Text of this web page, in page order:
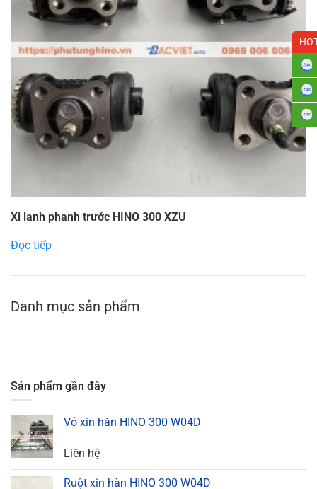
Xi lanh phanh trước HINO 300 XZU
Đọc tiếp
Danh mục sản phẩm
Sản phẩm gần đây
Vỏ xin hàn HINO 300 W04D
Liên hệ
Ruột xin hàn HINO 300 W04D